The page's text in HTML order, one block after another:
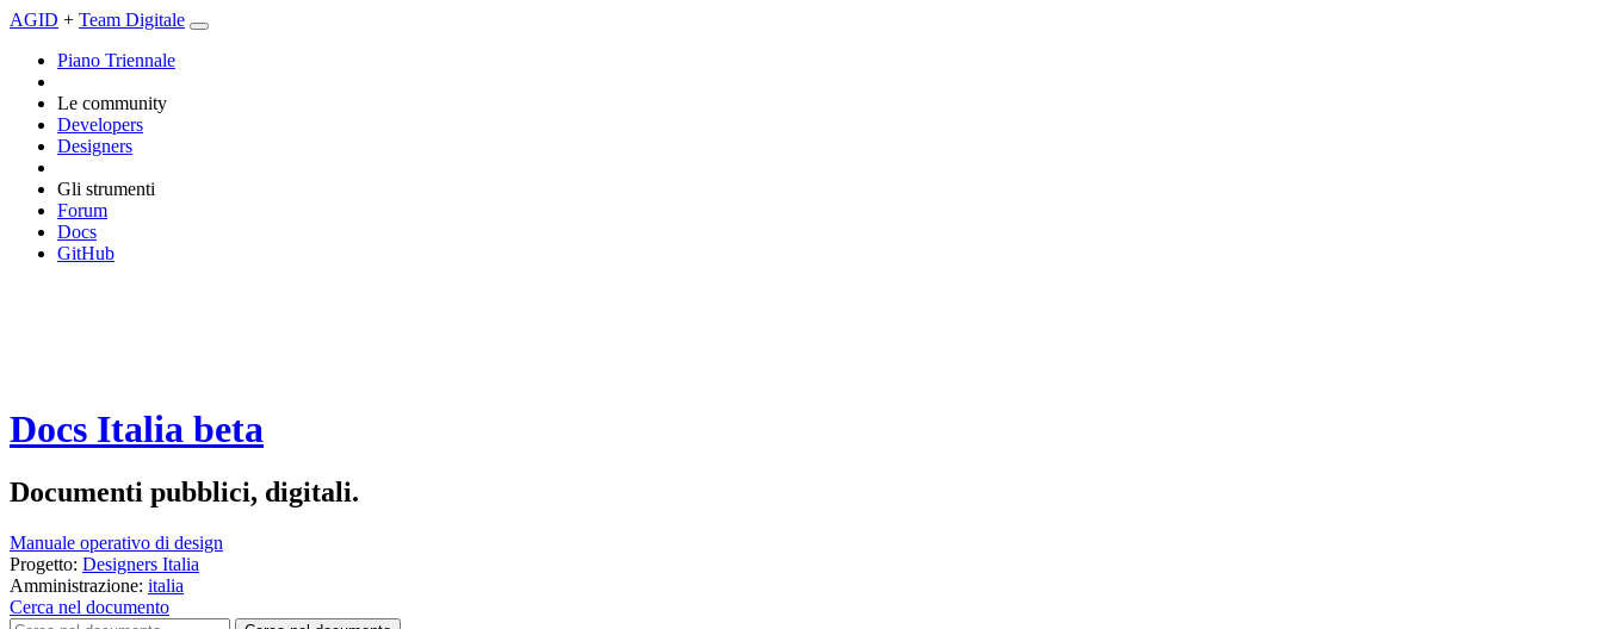
AGID + Team Digitale
Piano Triennale
Le community
Developers
Designers
Gli strumenti
Forum
Docs
GitHub
Docs Italia beta
Documenti pubblici, digitali.
Manuale operativo di design
Progetto: Designers Italia
Amministrazione: italia
Cerca nel documento